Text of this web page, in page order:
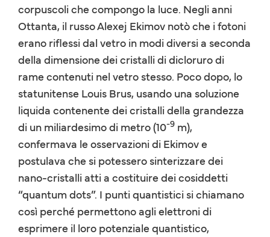
corpuscoli che compongo la luce. Negli anni
Ottanta, il russo Alexej Ekimov notò che i fotoni
erano riflessi dal vetro in modi diversi a seconda
della dimensione dei cristalli di dicloruro di
rame contenuti nel vetro stesso. Poco dopo, lo
statunitense Louis Brus, usando una soluzione
liquida contenente dei cristalli della grandezza
di un miliardesimo di metro (10-9 m),
confermava le osservazioni di Ekimov e
postulava che si potessero sinterizzare dei
nano-cristalli atti a costituire dei cosiddetti
“quantum dots”. I punti quantistici si chiamano
così perché permettono agli elettroni di
esprimere il loro potenziale quantistico,